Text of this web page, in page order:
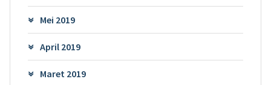
Mei 2019
April 2019
Maret 2019